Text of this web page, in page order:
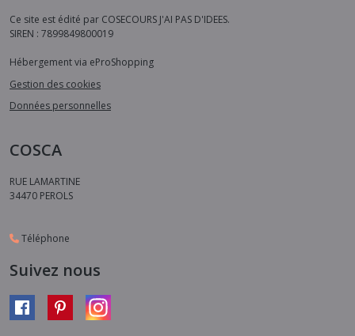
Ce site est édité par COSECOURS J'AI PAS D'IDEES.
SIREN : 7899849800019
Hébergement via eProShopping
Gestion des cookies
Données personnelles
COSCA
RUE LAMARTINE
34470 PEROLS
Téléphone
Suivez nous